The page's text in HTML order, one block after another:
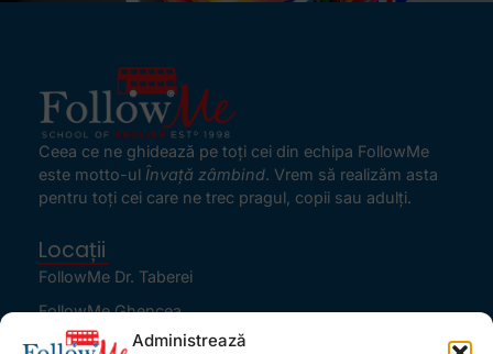
Administrează
Ceea ce ne ghidează pe toţi cei din echipa FollowMe
este motto-ul Învaţă zâmbind. Vrem să realizăm asta
pentru toţi cei care ne trec pragul, copii sau adulţi.
Locații
FollowMe Dr. Taberei
FollowMe Ghencea
FollowMe Titan